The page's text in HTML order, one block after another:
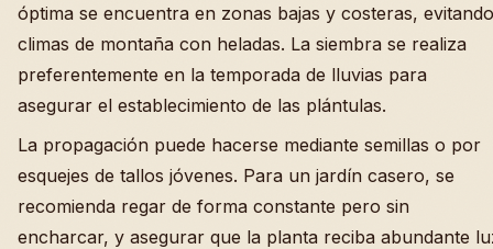
óptima se encuentra en zonas bajas y costeras, evitando
climas de montaña con heladas. La siembra se realiza
preferentemente en la temporada de lluvias para
asegurar el establecimiento de las plántulas.
La propagación puede hacerse mediante semillas o por
esquejes de tallos jóvenes. Para un jardín casero, se
recomienda regar de forma constante pero sin
encharcar, y asegurar que la planta reciba abundante